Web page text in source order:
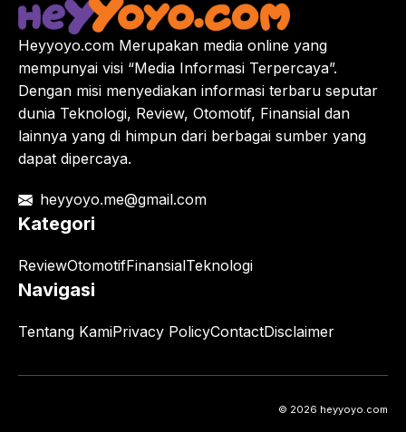
Heyyoyo.com Merupakan media online yang
mempunyai visi “Media Informasi Terpercaya”.
Dengan misi menyediakan informasi terbaru seputar
dunia Teknologi, Review, Otomotif, Finansial dan
lainnya yang di himpun dari berbagai sumber yang
dapat dipercaya.
heyyoyo.me@gmail.com
Kategori
ReviewOtomotifFinansialTeknologi
Navigasi
Tentang KamiPrivacy PolicyContactDisclaimer
© 2026 heyyoyo.com